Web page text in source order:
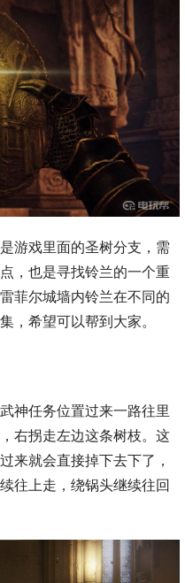
游戏里面的圣树分支，需
，也是寻找铃兰的一个重
菲尔城墙内铃兰在不同的
，希望可以帮到大家。
神任务位置过来一路往里
右拐走左边这条树枝。这
来就会直接掉下去下了，
往上走，绕锅头继续往回